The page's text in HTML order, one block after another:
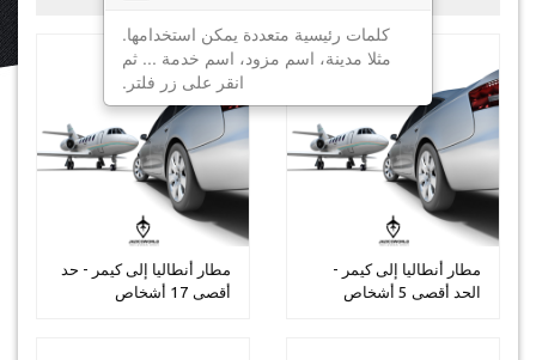
كلمات رئيسية متعددة يمكن استخدامها.
مثلا مدينة، اسم مزود، اسم خدمة ... ثم
انقر على زر فلتر.
مطار أنطاليا إلى كيمر - حد
أقصى 17 أشخاص
مطار أنطاليا إلى كيمر -
الحد أقصى 5 أشخاص